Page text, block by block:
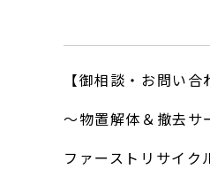
【御相談・お問い合
～物置解体＆撤去サ
ファーストリサイク